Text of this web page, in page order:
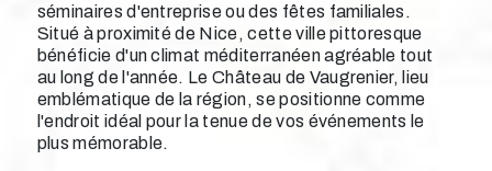
séminaires d'entreprise ou des fêtes familiales.
Situé à proximité de Nice, cette ville pittoresque
bénéficie d'un climat méditerranéen agréable tout
au long de l'année. Le Château de Vaugrenier, lieu
emblématique de la région, se positionne comme
l'endroit idéal pour la tenue de vos événements le
plus mémorable.